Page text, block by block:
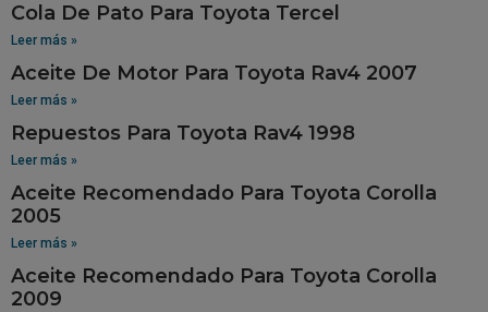
Cola De Pato Para Toyota Tercel
Leer más »
Aceite De Motor Para Toyota Rav4 2007
Leer más »
Repuestos Para Toyota Rav4 1998
Leer más »
Aceite Recomendado Para Toyota Corolla
2005
Leer más »
Aceite Recomendado Para Toyota Corolla
2009